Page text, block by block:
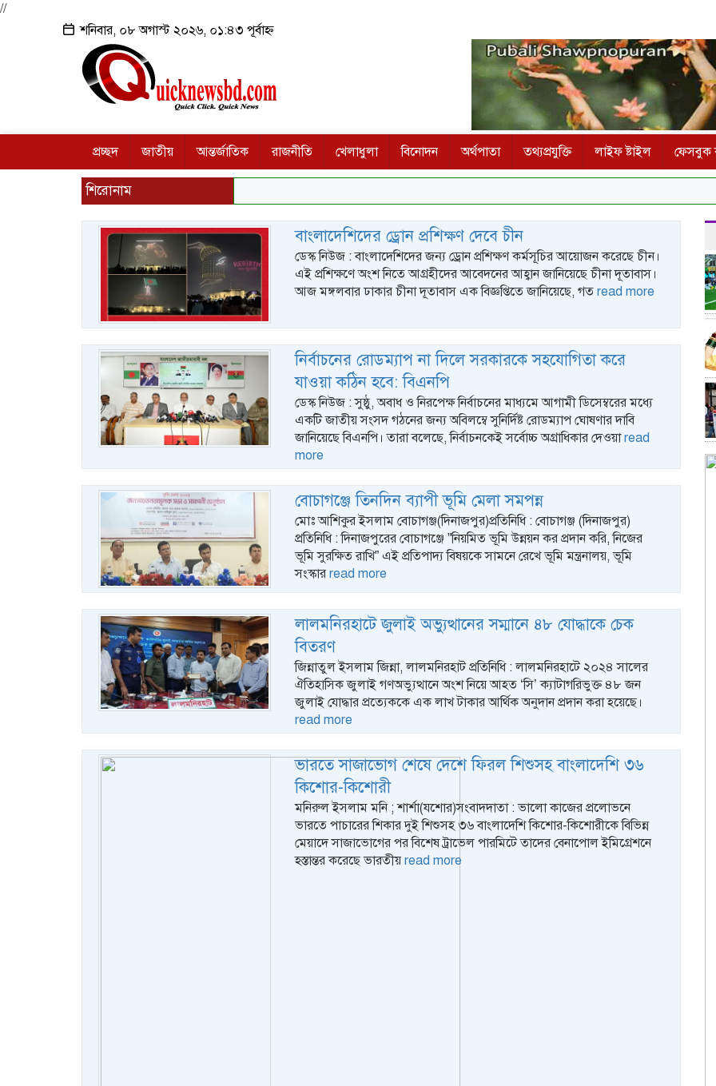
//
শনিবার, ০৮ অগাস্ট ২০২৬, ০১:৪৩ পূর্বাহ্ন
প্রচ্ছদ জাতীয় আন্তর্জাতিক রাজনীতি খেলাধুলা বিনোদন অর্থপাতা তথ্যপ্রযুক্তি লাইফ ষ্টাইল ফেসবুক
শিরোনাম
বাংলাদেশিদের ড্রোন প্রশিক্ষণ দেবে চীন
ডেস্ক নিউজ : বাংলাদেশিদের জন্য ড্রোন প্রশিক্ষণ কর্মসূচির আয়োজন করেছে চীন।
এই প্রশিক্ষণে অংশ নিতে আগ্রহীদের আবেদনের আহ্বান জানিয়েছে চীনা দূতাবাস।
আজ মঙ্গলবার ঢাকার চীনা দূতাবাস এক বিজ্ঞপ্তিতে জানিয়েছে, গত read more
নির্বাচনের রোডম্যাপ না দিলে সরকারকে সহযোগিতা করে
যাওয়া কঠিন হবে: বিএনপি
ডেস্ক নিউজ : সুষ্ঠু, অবাধ ও নিরপেক্ষ নির্বাচনের মাধ্যমে আগামী ডিসেম্বরের মধ্যে
একটি জাতীয় সংসদ গঠনের জন্য অবিলম্বে সুনির্দিষ্ট রোডম্যাপ ঘোষণার দাবি
জানিয়েছে বিএনপি। তারা বলেছে, নির্বাচনকেই সর্বোচ্চ অগ্রাধিকার দেওয়াread
more
বোচাগঞ্জে তিনদিন ব্যাপী ভূমি মেলা সমপন্ন
মোঃ আশিকুর ইসলাম বোচাগঞ্জ(দিনাজপুর)প্রতিনিধি : বোচাগঞ্জ (দিনাজপুর)
প্রতিনিধি : দিনাজপুরের বোচাগঞ্জে ”নিয়মিত ভূমি উন্নয়ন কর প্রদান করি, নিজের
ভূমি সুরক্ষিত রাখি” এই প্রতিপাদ্য বিষয়কে সামনে রেখে ভূমি মন্ত্রনালয়, ভূমি
সংস্কার read more
লালমনিরহাটে জুলাই অভ্যুত্থানের সম্মানে ৪৮ যোদ্ধাকে চেক
বিতরণ
জিন্নাতুল ইসলাম জিন্না, লালমনিরহাট প্রতিনিধি : লালমনিরহাটে ২০২৪ সালের
ঐতিহাসিক জুলাই গণঅভ্যুত্থানে অংশ নিয়ে আহত ‘সি’ ক্যাটাগরিভুক্ত ৪৮ জন
জুলাই যোদ্ধার প্রত্যেককে এক লাখ টাকার আর্থিক অনুদান প্রদান করা হয়েছে।
read more
ভারতে সাজাভোগ শেষে দেশে ফিরল শিশুসহ বাংলাদেশি ৩৬
কিশোর-কিশোরী
মনিরুল ইসলাম মনি ; শার্শা(যশোর)সংবাদদাতা : ভালো কাজের প্রলোভনে
ভারতে পাচারের শিকার দুই শিশুসহ ৩৬ বাংলাদেশি কিশোর-কিশোরীকে বিভিন্ন
মেয়াদে সাজাভোগের পর বিশেষ ট্রাভেল পারমিটে তাদের বেনাপোল ইমিগ্রেশনে
হস্তান্তর করেছে ভারতীয়read more